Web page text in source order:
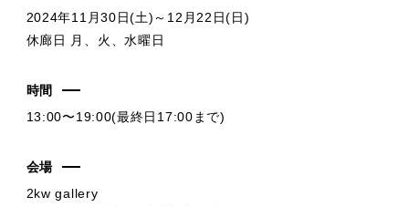
2024年11月30日(土)～12月22日(日)
休廊日 月、火、水曜日
時間
13:00〜19:00(最終日17:00まで)
会場
2kw gallery